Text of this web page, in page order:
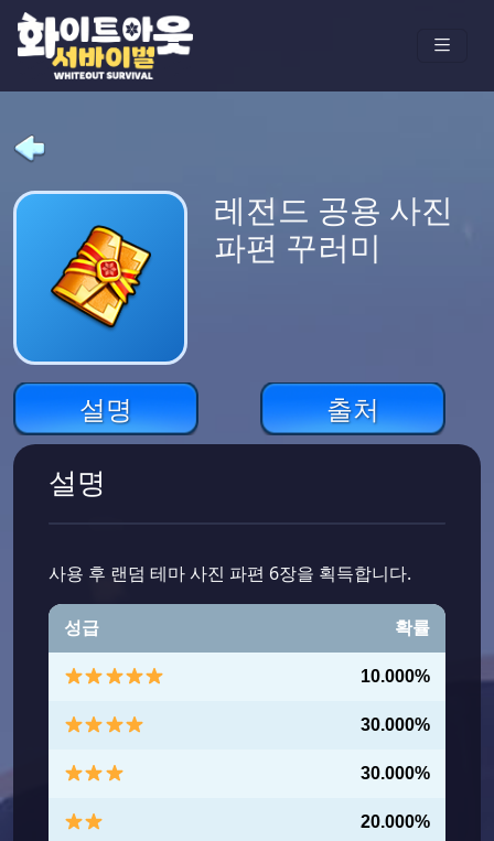
레전드 공용 사진
파편 꾸러미
설명 출처
설명
사용 후 랜덤 테마 사진 파편 6장을 획득합니다.
성급 확률
10.000%
30.000%
30.000%
20.000%